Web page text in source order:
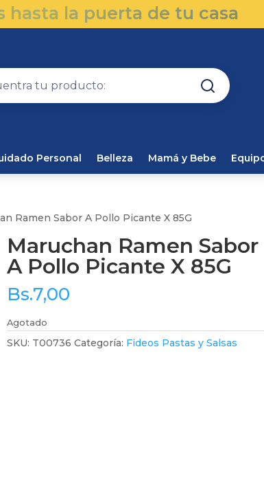
hasta la puerta de tu casa
Personal Belleza Mamá y Bebe
Ramen Sabor A Pollo Picante X 85G
Maruchan Ramen Sabor
A Pollo Picante X 85G
Bs.7,00
Agotado
SKU: T00736 Categoría: Fideos Pastas y Salsas